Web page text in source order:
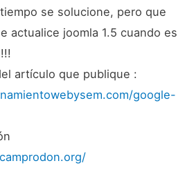
se solucione, pero que
actualice joomla 1.5 cuando es
artículo que publique :
google-